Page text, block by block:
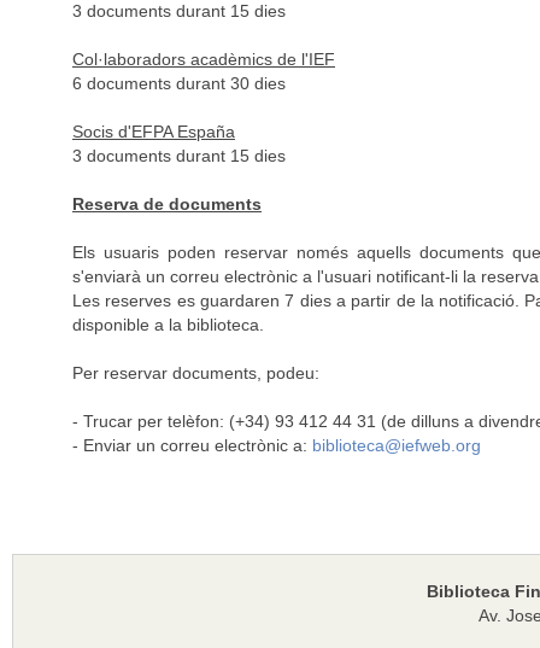
3 documents durant 15 dies
Col·laboradors acadèmics de l'IEF
6 documents durant 30 dies
Socis d'EFPA España
3 documents durant 15 dies
Reserva de documents
Els usuaris poden reservar només aquells documents
s'enviarà un correu electrònic a l'usuari notificant-li la
Les reserves es guardaren 7 dies a partir de la notificació.
disponible a la biblioteca.
Per reservar documents, podeu:
- Trucar per telèfon: (+34) 93 412 44 31 (de dilluns a
- Enviar un correu electrònic a: biblioteca@iefweb.org
Biblioteca
Av.